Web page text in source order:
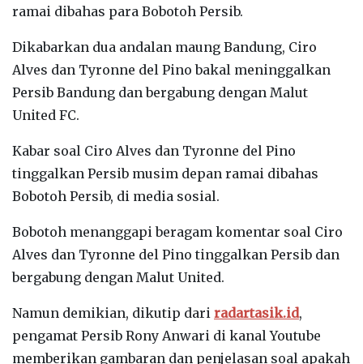
ramai dibahas para Bobotoh Persib.
Dikabarkan dua andalan maung Bandung, Ciro
Alves dan Tyronne del Pino bakal meninggalkan
Persib Bandung dan bergabung dengan Malut
United FC.
Kabar soal Ciro Alves dan Tyronne del Pino
tinggalkan Persib musim depan ramai dibahas
Bobotoh Persib, di media sosial.
Bobotoh menanggapi beragam komentar soal Ciro
Alves dan Tyronne del Pino tinggalkan Persib dan
bergabung dengan Malut United.
Namun demikian, dikutip dari radartasik.id,
pengamat Persib Rony Anwari di kanal Youtube
memberikan gambaran dan penjelasan soal apakah